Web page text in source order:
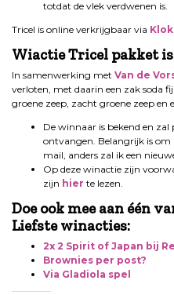
totdat de vlek verdwenen is.
Tricel is online verkrijgbaar via
Wiactie Tricel pakket
In samenwerking met Van de
verloten, met daarin een zak soda
groene zeep, zacht groene zeep en
De winnaar is bekend en
ontvangen. Belangrijk is
mail, anders zal ik een
Op deze winactie zijn
zijn hier te lezen.
Doe ook mee aan één
Liefste winacties:
2x 2 Spirit of Japan bij
Brownies per post?
Via Gladiola spel